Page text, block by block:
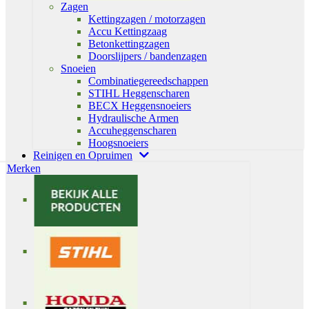
Zagen
Kettingzagen / motorzagen
Accu Kettingzaag
Betonkettingzagen
Doorslijpers / bandenzagen
Snoeien
Combinatiegereedschappen
STIHL Heggenscharen
BECX Heggensnoeiers
Hydraulische Armen
Accuheggenscharen
Hoogsnoeiers
Reinigen en Opruimen
Merken